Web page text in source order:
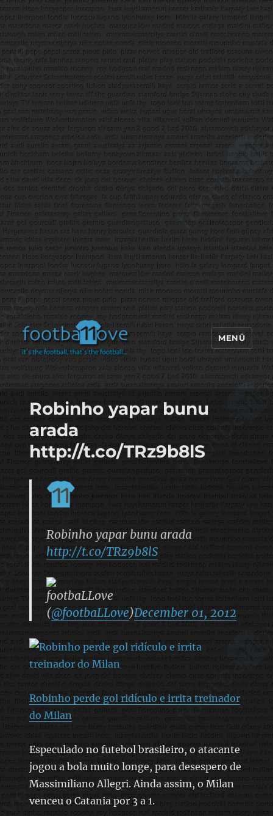
footbaLLove
MENÜ
Robinho yapar bunu
arada
http://t.co/TRz9b8lS
Robinho yapar bunu arada
http://t.co/TRz9b8lS
footbaLLove
(@footbaLLove)December 01, 2012
Robinho perde gol ridículo e irrita treinador
do Milan
Especulado no futebol brasileiro, o atacante
jogou a bola muito longe, para desespero de
Massimiliano Allegri. Ainda assim, o Milan
venceu o Catania por 3 a 1.